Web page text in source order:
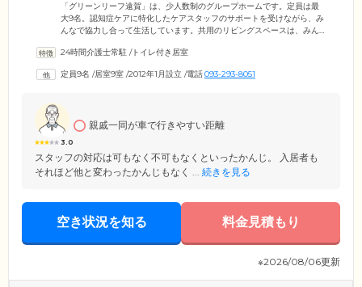
「グリーンリーフ遠賀」は、少人数制のグループホームです。定員は最
大9名。認知症ケアに特化したケアスタッフのサポートを受けながら、み
んなで協力し合って生活しています。共用のリビングスペースは、みん
た明るい空間。家庭的なくつろぎとあたたかさのなか、心穏やかにお過
置しているため、常時スタッフの目が届きやすいことも、ご安心いただ
24時間介護士常駐 /トイレ付き居室
定員9名 /居室9室 /2012年1月設立 /電話093-293-8051
3.0
親戚一同が車で行きやすい距離
スタッフの対応は可もなく不可もなくといったかんじ。 入居者も
それほど他と変わったかんじもなく ... 続きを見る
空き状況を知る 料金見積もり
※2026/08/06更新